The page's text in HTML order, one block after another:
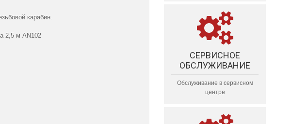
карабин.
2,5 м AN102
СЕРВИСНОЕ
ОБСЛУЖИВАНИЕ
Обслуживание в сервисном
центре